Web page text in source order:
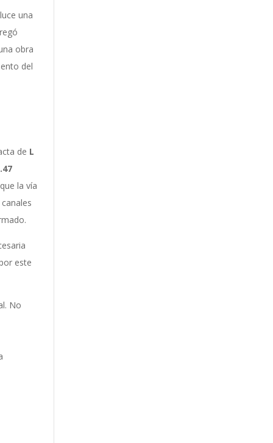
una
obra
del
de L
la vía
este
No